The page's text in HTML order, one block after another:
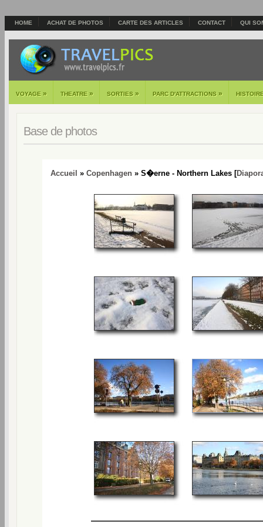
HOME ACHAT DE PHOTOS CARTE DES ARTICLES CONTACT QUI
VOYAGE » THEATRE » SORTIES » PARC D'ATTRACTIONS »
Base de photos
Accueil » Copenhagen » S�erne - Northern Lakes [